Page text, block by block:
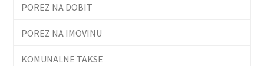
POREZ NA DOBIT
POREZ NA IMOVINU
KOMUNALNE TAKSE